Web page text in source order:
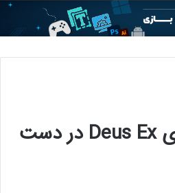
نسخه جدید بازی Deus Ex در دست